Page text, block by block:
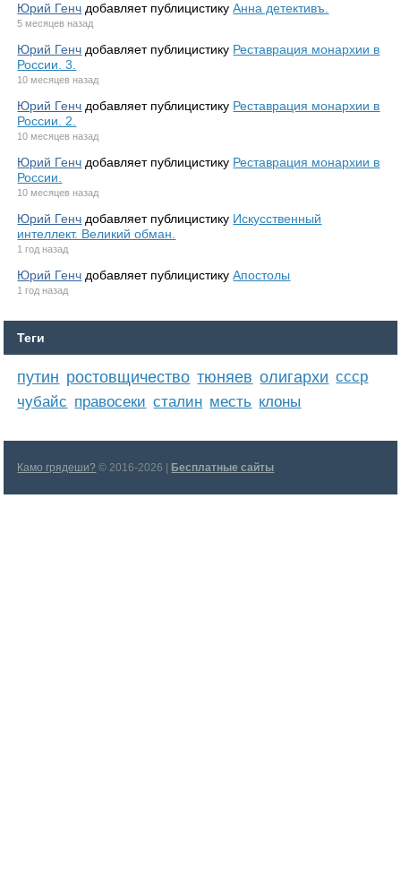
Юрий Генч добавляет публицистикуАнна детективъ.
5 месяцев назад
Юрий Генч добавляет публицистику Реставрация монархии в
России. 3.
10 месяцев назад
Юрий Генч добавляет публицистику Реставрация монархии в
России. 2.
10 месяцев назад
Юрий Генч добавляет публицистику Реставрация монархии в
России.
10 месяцев назад
Юрий Генч добавляет публицистику Искусственный
интеллект. Великий обман.
1 год назад
Юрий Генч добавляет публицистикуАпостолы
1 год назад
Теги
путин ростовщичество тюняев олигархи ссср
чубайс правосеки сталин месть клоны
Камо грядеши? © 2016-2026 | Бесплатные сайты